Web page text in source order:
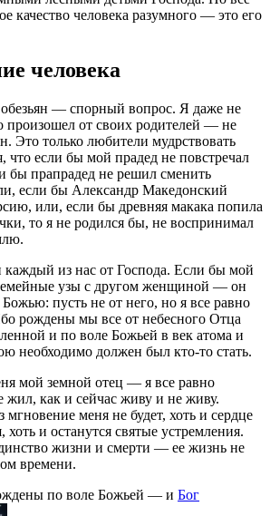
качество человека разумного — это его
человека
— спорный вопрос. Я даже не
произошел от своих родителей — не
Это только любители мудрствовать
что если бы мой прадед не повстречал
бы прапрадед не решил сменить
если бы Александр Македонский
или, если бы древняя макака попила
то я не родился бы, не воспринимал
из нас от Господа. Если бы мой
узы с другом женщиной — он
пусть не от него, но я все равно
рождены мы все от небесного Отца
и по воле Божьей в век атома и
необходимо должен был кто-то стать.
мой земной отец — я все равно
как и сейчас живу и не живу.
мгновение меня не будет, хоть и сердце
хоть и останутся святые устремления.
жизни и смерти — ее жизнь не
времени.
по воле Божьей — и Бог